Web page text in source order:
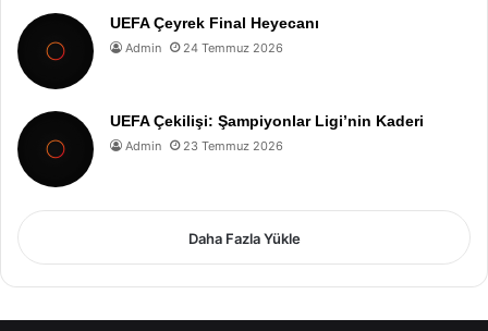
UEFA Çeyrek Final Heyecanı
Admin 24 Temmuz 2026
UEFA Çekilişi: Şampiyonlar Ligi’nin Kaderi
Admin 23 Temmuz 2026
Daha Fazla Yükle